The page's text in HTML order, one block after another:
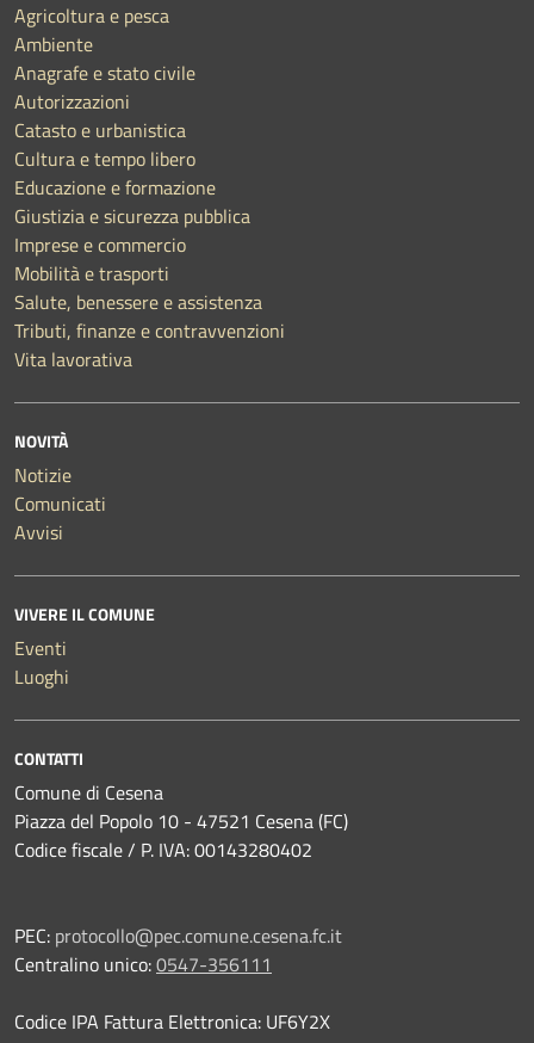
Agricoltura e pesca
Ambiente
Anagrafe e stato civile
Autorizzazioni
Catasto e urbanistica
Cultura e tempo libero
Educazione e formazione
Giustizia e sicurezza pubblica
Imprese e commercio
Mobilità e trasporti
Salute, benessere e assistenza
Tributi, finanze e contravvenzioni
Vita lavorativa
NOVITÀ
Notizie
Comunicati
Avvisi
VIVERE IL COMUNE
Eventi
Luoghi
CONTATTI
Comune di Cesena
Piazza del Popolo 10 - 47521 Cesena (FC)
Codice fiscale / P. IVA: 00143280402
PEC: protocollo@pec.comune.cesena.fc.it
Centralino unico:0547-356111
Codice IPA Fattura Elettronica: UF6Y2X